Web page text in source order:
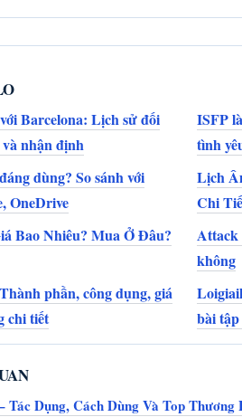
Barcelona: Lịch sử đối
nhận định
ISFP
tình
dùng? So sánh với
OneDrive
Lịch
Chi
Bao Nhiêu? Mua Ở Đâu?
Attack
không
phần, công dụng, giá
chi tiết
bài
Tác Dụng, Cách Dùng Và Top Thương